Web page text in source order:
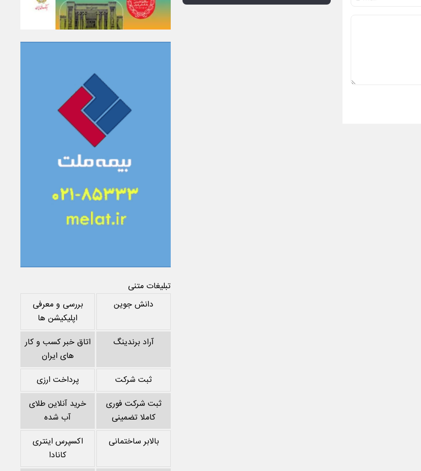
تبلیغات متنی
دانش جوین
بررسی و معرفی
اپلیکیشن ها
آراد برندینگ
اتاق خبر کسب و کار
های ایران
ثبت شرکت
پرداخت ارزی
ثبت شرکت فوری
کاملا تضمینی
خرید آنلاین طلای
آب شده
بالابر ساختمانی
اکسپرس اینتری
کانادا